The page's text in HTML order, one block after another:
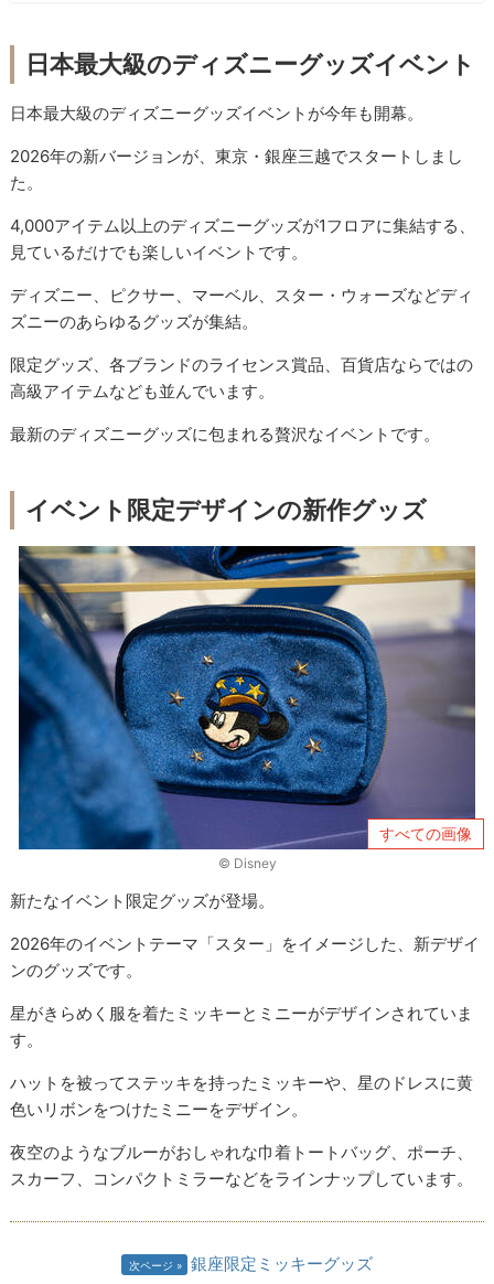
日本最大級のディズニーグッズイベント
日本最大級のディズニーグッズイベントが今年も開幕。
2026年の新バージョンが、東京・銀座三越でスタートしまし
た。
4,000アイテム以上のディズニーグッズが1フロアに集結する、
見ているだけでも楽しいイベントです。
ディズニー、ピクサー、マーベル、スター・ウォーズなどディ
ズニーのあらゆるグッズが集結。
限定グッズ、各ブランドのライセンス賞品、百貨店ならではの
高級アイテムなども並んでいます。
最新のディズニーグッズに包まれる贅沢なイベントです。
イベント限定デザインの新作グッズ
すべての画像
© Disney
新たなイベント限定グッズが登場。
2026年のイベントテーマ「スター」をイメージした、新デザイ
ンのグッズです。
星がきらめく服を着たミッキーとミニーがデザインされていま
す。
ハットを被ってステッキを持ったミッキーや、星のドレスに黄
色いリボンをつけたミニーをデザイン。
夜空のようなブルーがおしゃれな巾着トートバッグ、ポーチ、
スカーフ、コンパクトミラーなどをラインナップしています。
次ページ 銀座限定ミッキーグッズ